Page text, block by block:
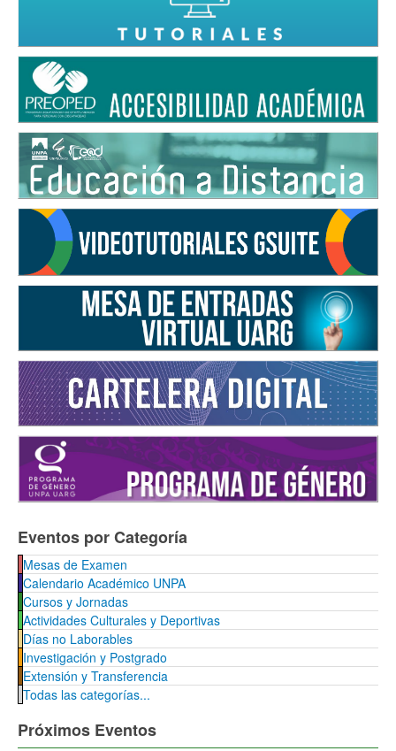
Eventos por Categoría
Mesas de Examen
Calendario Académico UNPA
Cursos y Jornadas
Actividades Culturales y Deportivas
Días no Laborables
Investigación y Postgrado
Extensión y Transferencia
Todas las categorías...
Próximos Eventos